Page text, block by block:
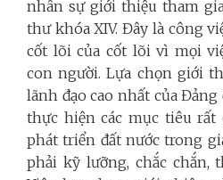
nhân sự giới thiệu tham
thư khóa XIV. Đây là công
cốt lõi của cốt lõi vì mọi
con người. Lựa chọn giới
lãnh đạo cao nhất của
thực hiện các mục tiêu rất
phát triển đất nước trong
phải kỹ lưỡng, chắc chắn,